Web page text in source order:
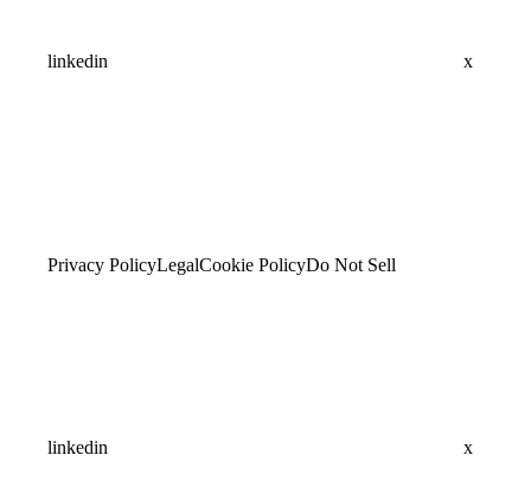
linkedin x
Privacy PolicyLegalCookie PolicyDo Not Sell
linkedin x